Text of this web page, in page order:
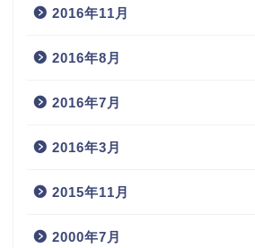
2016年11月
2016年8月
2016年7月
2016年3月
2015年11月
2000年7月